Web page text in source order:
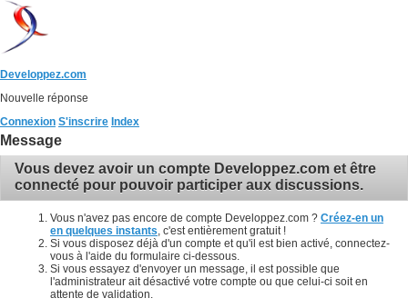
Developpez.com
Nouvelle réponse
Connexion S'inscrire Index
Message
Vous devez avoir un compte Developpez.com et être
connecté pour pouvoir participer aux discussions.
Vous n'avez pas encore de compte Developpez.com ? Créez-en un
en quelques instants , c'est entièrement gratuit !
Si vous disposez déjà d'un compte et qu'il est bien activé, connectez-
vous à l'aide du formulaire ci-dessous.
Si vous essayez d'envoyer un message, il est possible que
l'administrateur ait désactivé votre compte ou que celui-ci soit en
attente de validation.